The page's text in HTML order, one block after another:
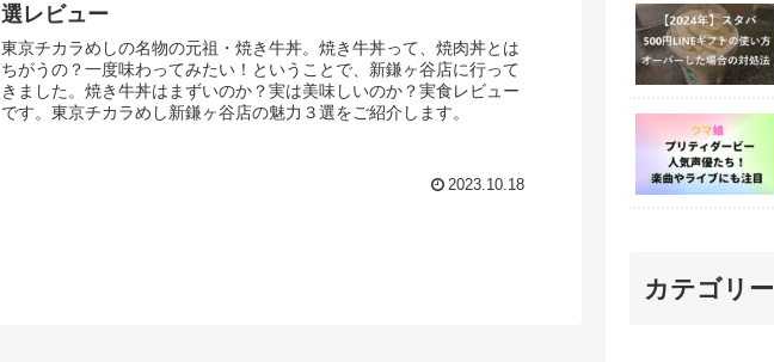
選レビュー
東京チカラめしの名物の元祖・焼き牛丼。焼き牛丼って、焼肉丼とは
ちがうの？一度味わってみたい！ということで、新鎌ヶ谷店に行って
きました。焼き牛丼はまずいのか？実は美味しいのか？実食レビュー
です。東京チカラめし新鎌ヶ谷店の魅力３選をご紹介します。
2023.10.18
カテゴリー